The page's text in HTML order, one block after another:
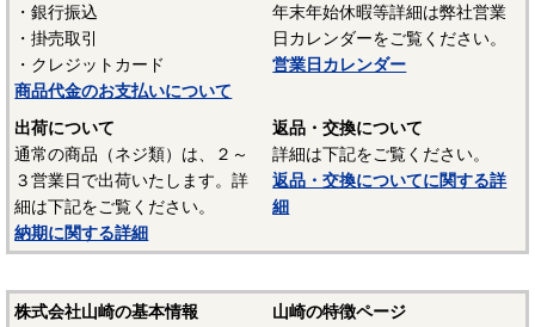
ブラインドナット・クリンプナット
〇特徴
できない箇所や溶接ナットが取付できない箇所に、専用工具
（ナッター）あるいは専用工具なしで簡単にめねじをかしめ
て取付けることができるナットです。一方向からしか作業で
きない箇所でも施工可能です。メーカーにより様々な種類が
市販されています。
・施工方法はメーカー・種類により異なりますが、エビロー
レットナットの場合は、以下の手順で作業します。
・銀行振込
・掛売取引
・クレジットカード
商品代金のお支払いについて
年末年始休暇等詳細は弊社営業
日カレンダーをご覧ください。
営業日カレンダー
出荷について
通常の商品（ネジ類）は、２～
３営業日で出荷いたします。詳
細は下記をご覧ください。
納期に関する詳細
返品・交換について
詳細は下記をご覧ください。
返品・交換についてに関する詳
細
株式会社山崎の基本情報
山崎の特徴ページ